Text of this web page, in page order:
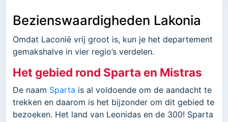
Bezienswaardigheden Lakonia
Omdat Laconië vrij groot is, kun je het departement
gemakshalve in vier regio’s verdelen.
Het gebied rond Sparta en Mistras
De naam Sparta is al voldoende om de aandacht te
trekken en daarom is het bijzonder om dit gebied te
bezoeken. Het land van Leonidas en de 300! Sparta